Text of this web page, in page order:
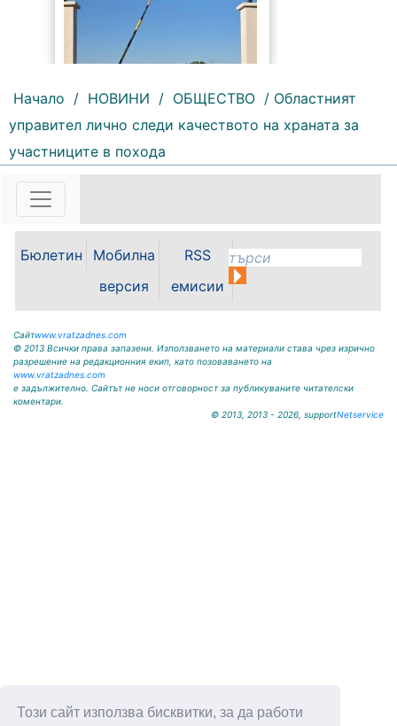
Този сайт използва бисквитки, за да работи
2026-08-06 09:55:43
С футболна среща между
юношеските отбори на "Мизия" /
бъде открит градския стадион в
Кнежа. Спортното съоръжение
носи името на легендарния
Илия...
Начало / НОВИНИ / ОБЩЕСТВО / Областният
управител лично следи качеството на храната за
участниците в похода
Бюлетин
Мобилна
версия
RSS
емисии
Сайтwww.vratzadnes.com
© 2013 Всички права запазени. Използването на материали става чрез изрично
разрешение на редакционния екип, като позоваването на
www.vratzadnes.com
е задължително. Сайтът не носи отговорност за публикуваните читателски
коментари.
© 2013, 2013 - 2026, supportNetservice